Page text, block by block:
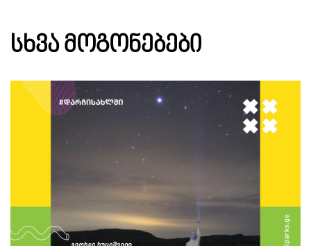
ᲡᲮᲕᲐ ᲛᲝᲒᲝᲜᲔᲑᲔᲑᲘ